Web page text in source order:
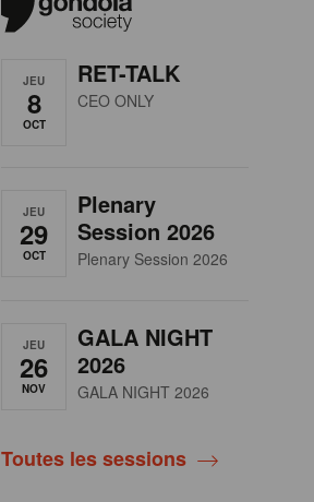
JEU
8
OCT
RET-TALK
CEO ONLY
JEU
29
OCT
Plenary
Session 2026
Plenary Session 2026
JEU
26
NOV
GALA NIGHT
2026
GALA NIGHT 2026
Toutes les sessions